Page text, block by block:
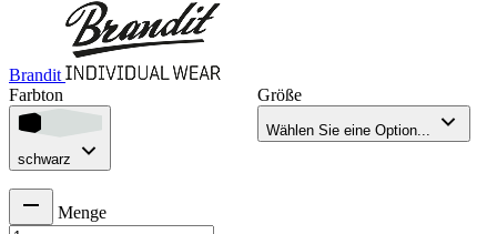
Brandit
Farbton
schwarz
Größe
Wählen Sie eine Option...
Menge